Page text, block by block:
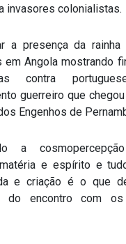
invasores colonialistas.
a presença da rainha
em Angola mostrando
contra
guerreiro que
Engenhos de
a
e espírito e
e criação é o que
do encontro com